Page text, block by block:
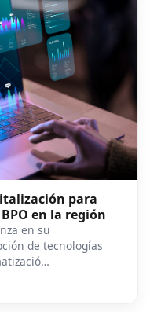
para
en la región
en su
de tecnologías